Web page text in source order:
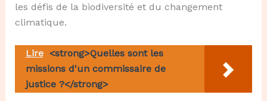
les défis de la biodiversité et du changement
climatique.
Lire <strong>Quelles sont les
missions d'un commissaire de
justice ?</strong>